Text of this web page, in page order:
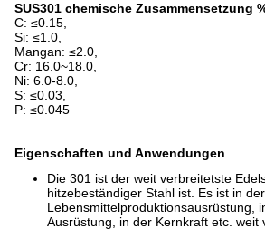
SUS301 chemische Zusammensetzung
C: ≤0.15,
Si: ≤1.0,
Mangan: ≤2.0,
Cr: 16.0~18.0,
Ni: 6.0-8.0,
S: ≤0.03,
P: ≤0.045
Eigenschaften und Anwendungen
Die 301 ist der weit verbreitetste
hitzebeständiger Stahl ist. Es ist in der
Lebensmittelproduktionsausrüstung,
Ausrüstung, in der Kernkraft etc. weit